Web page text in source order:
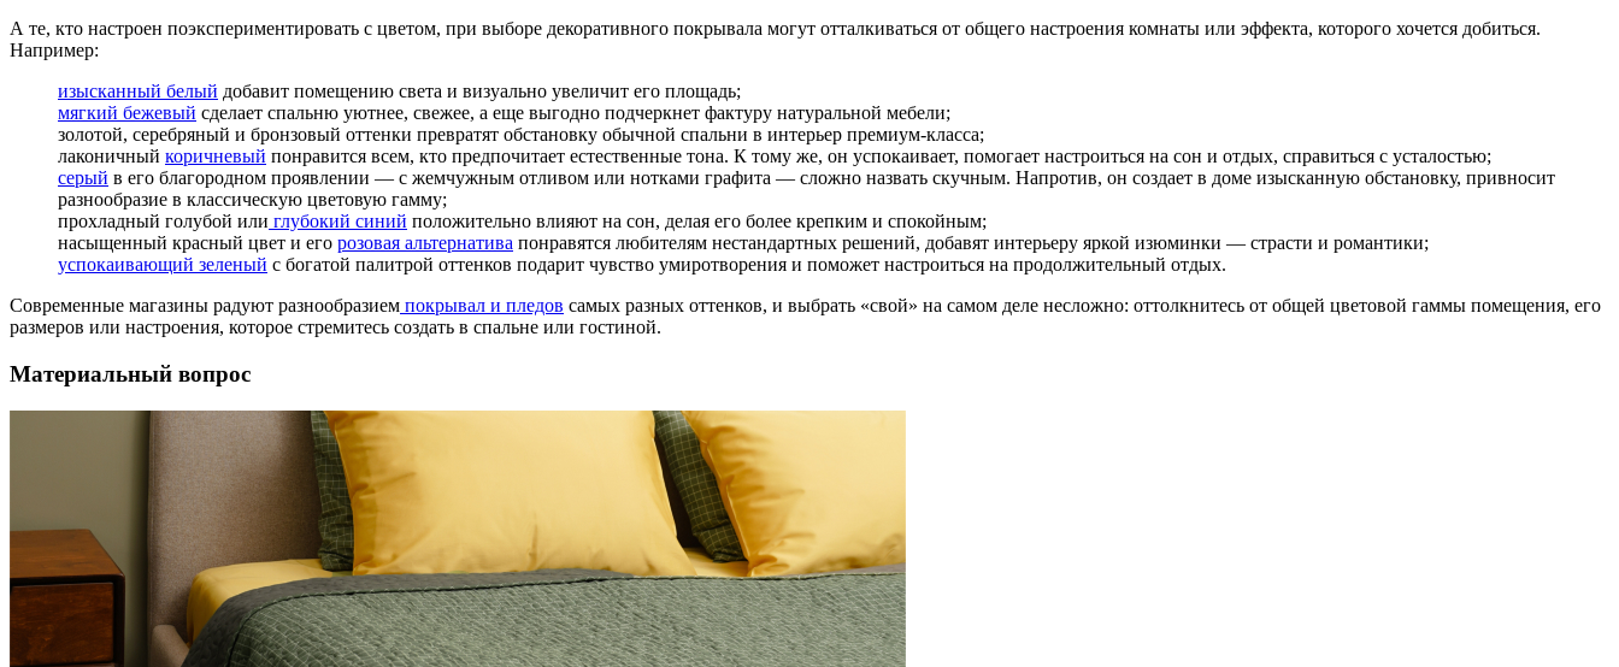
А те, кто настроен поэкспериментировать с цветом, при выборе декоративного покрывала могут отталкиваться от общего настроения комнаты или эффекта, которого хочется добиться.
Например:
изысканный белый добавит помещению света и визуально увеличит его площадь;
мягкий бежевый сделает спальню уютнее, свежее, а еще выгодно подчеркнет фактуру натуральной мебели;
золотой, серебряный и бронзовый оттенки превратят обстановку обычной спальни в интерьер премиум-класса;
лаконичный коричневый понравится всем, кто предпочитает естественные тона. К тому же, он успокаивает, помогает настроиться на сон и отдых, справиться с усталостью;
серый в его благородном проявлении — с жемчужным отливом или нотками графита — сложно назвать скучным. Напротив, он создает в доме изысканную обстановку, привносит
разнообразие в классическую цветовую гамму;
прохладный голубой или глубокий синий положительно влияют на сон, делая его более крепким и спокойным;
насыщенный красный цвет и его розовая альтернатива понравятся любителям нестандартных решений, добавят интерьеру яркой изюминки — страсти и романтики;
успокаивающий зеленый с богатой палитрой оттенков подарит чувство умиротворения и поможет настроиться на продолжительный отдых.
Современные магазины радуют разнообразием покрывал и пледов самых разных оттенков, и выбрать «свой» на самом деле несложно: оттолкнитесь от общей цветовой гаммы помещения, его
размеров или настроения, которое стремитесь создать в спальне или гостиной.
Материальный вопрос